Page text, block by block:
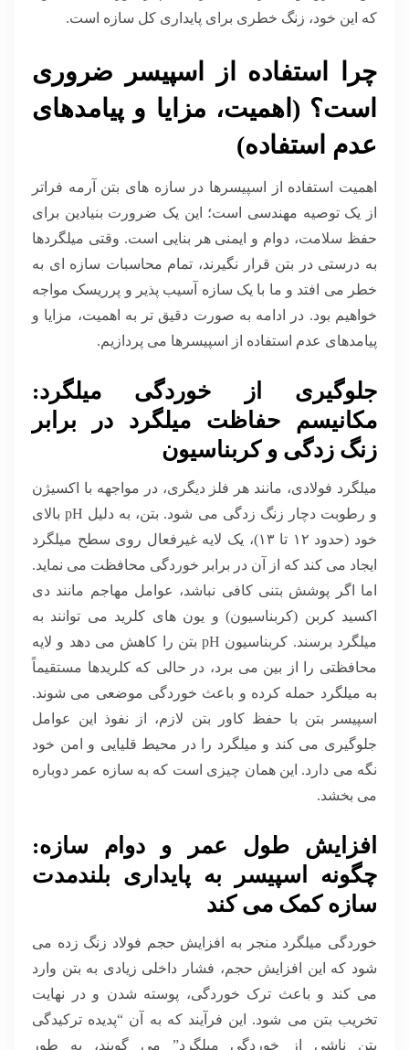
که این خود، زنگ خطری برای پایداری کل سازه است.
چرا استفاده از اسپیسر ضروری
است؟ (اهمیت، مزایا و پیامدهای
عدم استفاده)
اهمیت استفاده از اسپیسرها در سازه های بتن آرمه فراتر
از یک توصیه مهندسی است؛ این یک ضرورت بنیادین برای
حفظ سلامت، دوام و ایمنی هر بنایی است. وقتی میلگردها
به درستی در بتن قرار نگیرند، تمام محاسبات سازه ای به
خطر می افتد و ما با یک سازه آسیب پذیر و پرریسک مواجه
خواهیم بود. در ادامه به صورت دقیق تر به اهمیت، مزایا و
پیامدهای عدم استفاده از اسپیسرها می پردازیم.
جلوگیری از خوردگی میلگرد:
مکانیسم حفاظت میلگرد در برابر
زنگ زدگی و کربناسیون
میلگرد فولادی، مانند هر فلز دیگری، در مواجهه با اکسیژن
و رطوبت دچار زنگ زدگی می شود. بتن، به دلیل pH بالای
خود (حدود ۱۲ تا ۱۳)، یک لایه غیرفعال روی سطح میلگرد
ایجاد می کند که از آن در برابر خوردگی محافظت می نماید.
اما اگر پوشش بتنی کافی نباشد، عوامل مهاجم مانند دی
اکسید کربن (کربناسیون) و یون های کلرید می توانند به
میلگرد برسند. کربناسیون pH بتن را کاهش می دهد و لایه
محافظتی را از بین می برد، در حالی که کلریدها مستقیماً
به میلگرد حمله کرده و باعث خوردگی موضعی می شوند.
اسپیسر بتن با حفظ کاور بتن لازم، از نفوذ این عوامل
جلوگیری می کند و میلگرد را در محیط قلیایی و امن خود
نگه می دارد. این همان چیزی است که به سازه عمر دوباره
می بخشد.
افزایش طول عمر و دوام سازه:
چگونه اسپیسر به پایداری بلندمدت
سازه کمک می کند
خوردگی میلگرد منجر به افزایش حجم فولاد زنگ زده می
شود که این افزایش حجم، فشار داخلی زیادی به بتن وارد
می کند و باعث ترک خوردگی، پوسته شدن و در نهایت
تخریب بتن می شود. این فرآیند که به آن “پدیده ترکیدگی
بتن ناشی از خوردگی میلگرد” می گویند، به طور